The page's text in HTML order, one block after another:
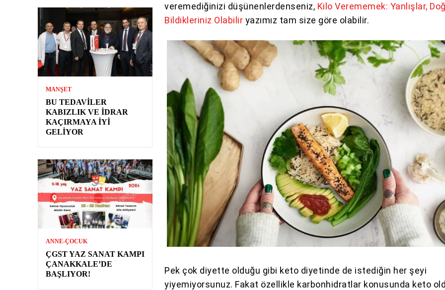
MANŞET
BU TEDAVILER
KABIZLIK VE İDRAR
KAÇIRMAYA İYI
GELIYOR
ANNE-ÇOCUK
ÇGST YAZ SANAT KAMPI
ÇANAKKALE’DE
BAŞLIYOR!
veremediğinizi düşünenlerdenseniz, Kilo Verememek: Yanlışlar,
Bildikleriniz Olabilir yazımız tam size göre olabilir.
Pek çok diyette olduğu gibi keto diyetinde de istediğin her şeyi
yiyemiyorsunuz. Fakat özellikle karbonhidratlar konusunda keto